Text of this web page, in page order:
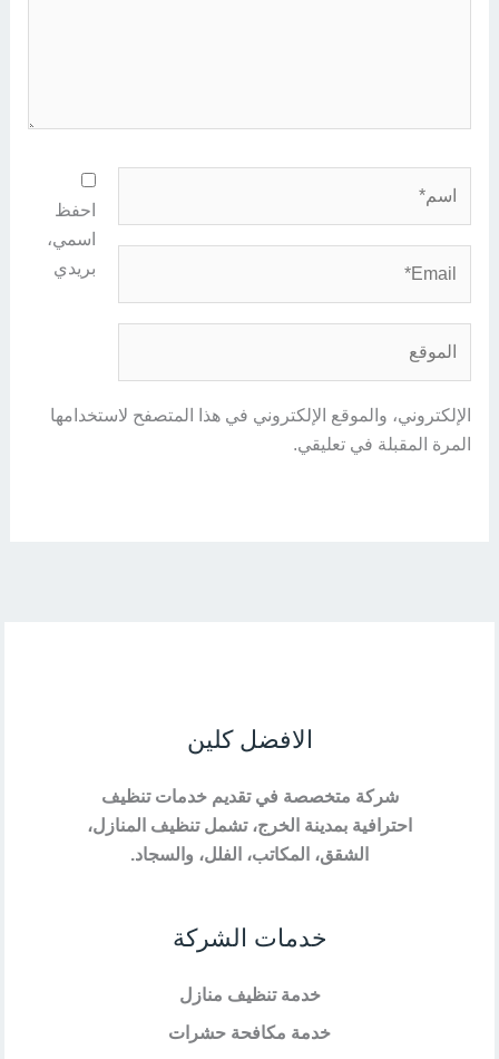
احفظ
اسمي،
بريدي
الإلكتروني، والموقع الإلكتروني في هذا المتصفح لاستخدامها
المرة المقبلة في تعليقي.
الافضل كلين
شركة متخصصة في تقديم خدمات تنظيف
احترافية بمدينة الخرج، تشمل تنظيف المنازل،
الشقق، المكاتب، الفلل، والسجاد.
خدمات الشركة
خدمة تنظيف منازل
خدمة مكافحة حشرات